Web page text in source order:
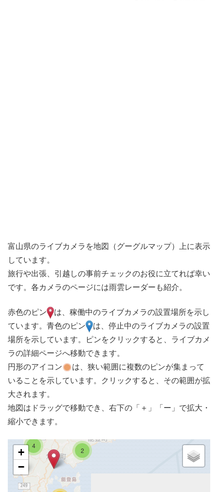
富山県のライブカメラを地図（グーグルマップ）上に表示
しています。
旅行や出張、引越しの事前チェックのお役に立てれば幸い
です。各カメラのページには雨雲レーダーも紹介。
赤色のピン
は、稼働中のライブカメラの設置場所を示し
ています。青色のピン
は、停止中のライブカメラの設置
場所を示しています。ピンをクリックすると、ライブカメ
ラの詳細ページへ移動できます。
円形のアイコン
は、狭い範囲に複数のピンが集まって
いることを示しています。クリックすると、その範囲が拡
大されます。
地図はドラッグで移動でき、右下の「＋」「ー」で拡大・
縮小できます。
4
2
+
−